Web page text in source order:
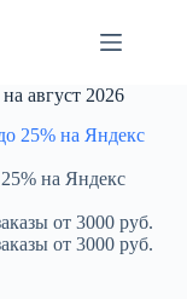
август 2026
на Яндекс
от 3000 руб.
от 3000 руб.